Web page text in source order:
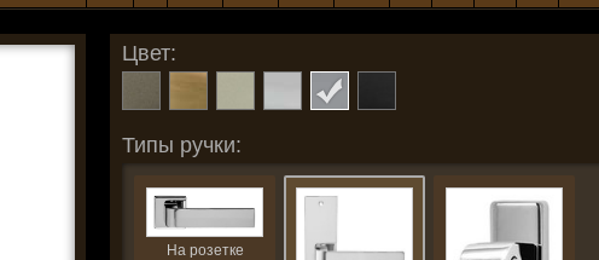
Цвет:
Типы ручки:
На розетке